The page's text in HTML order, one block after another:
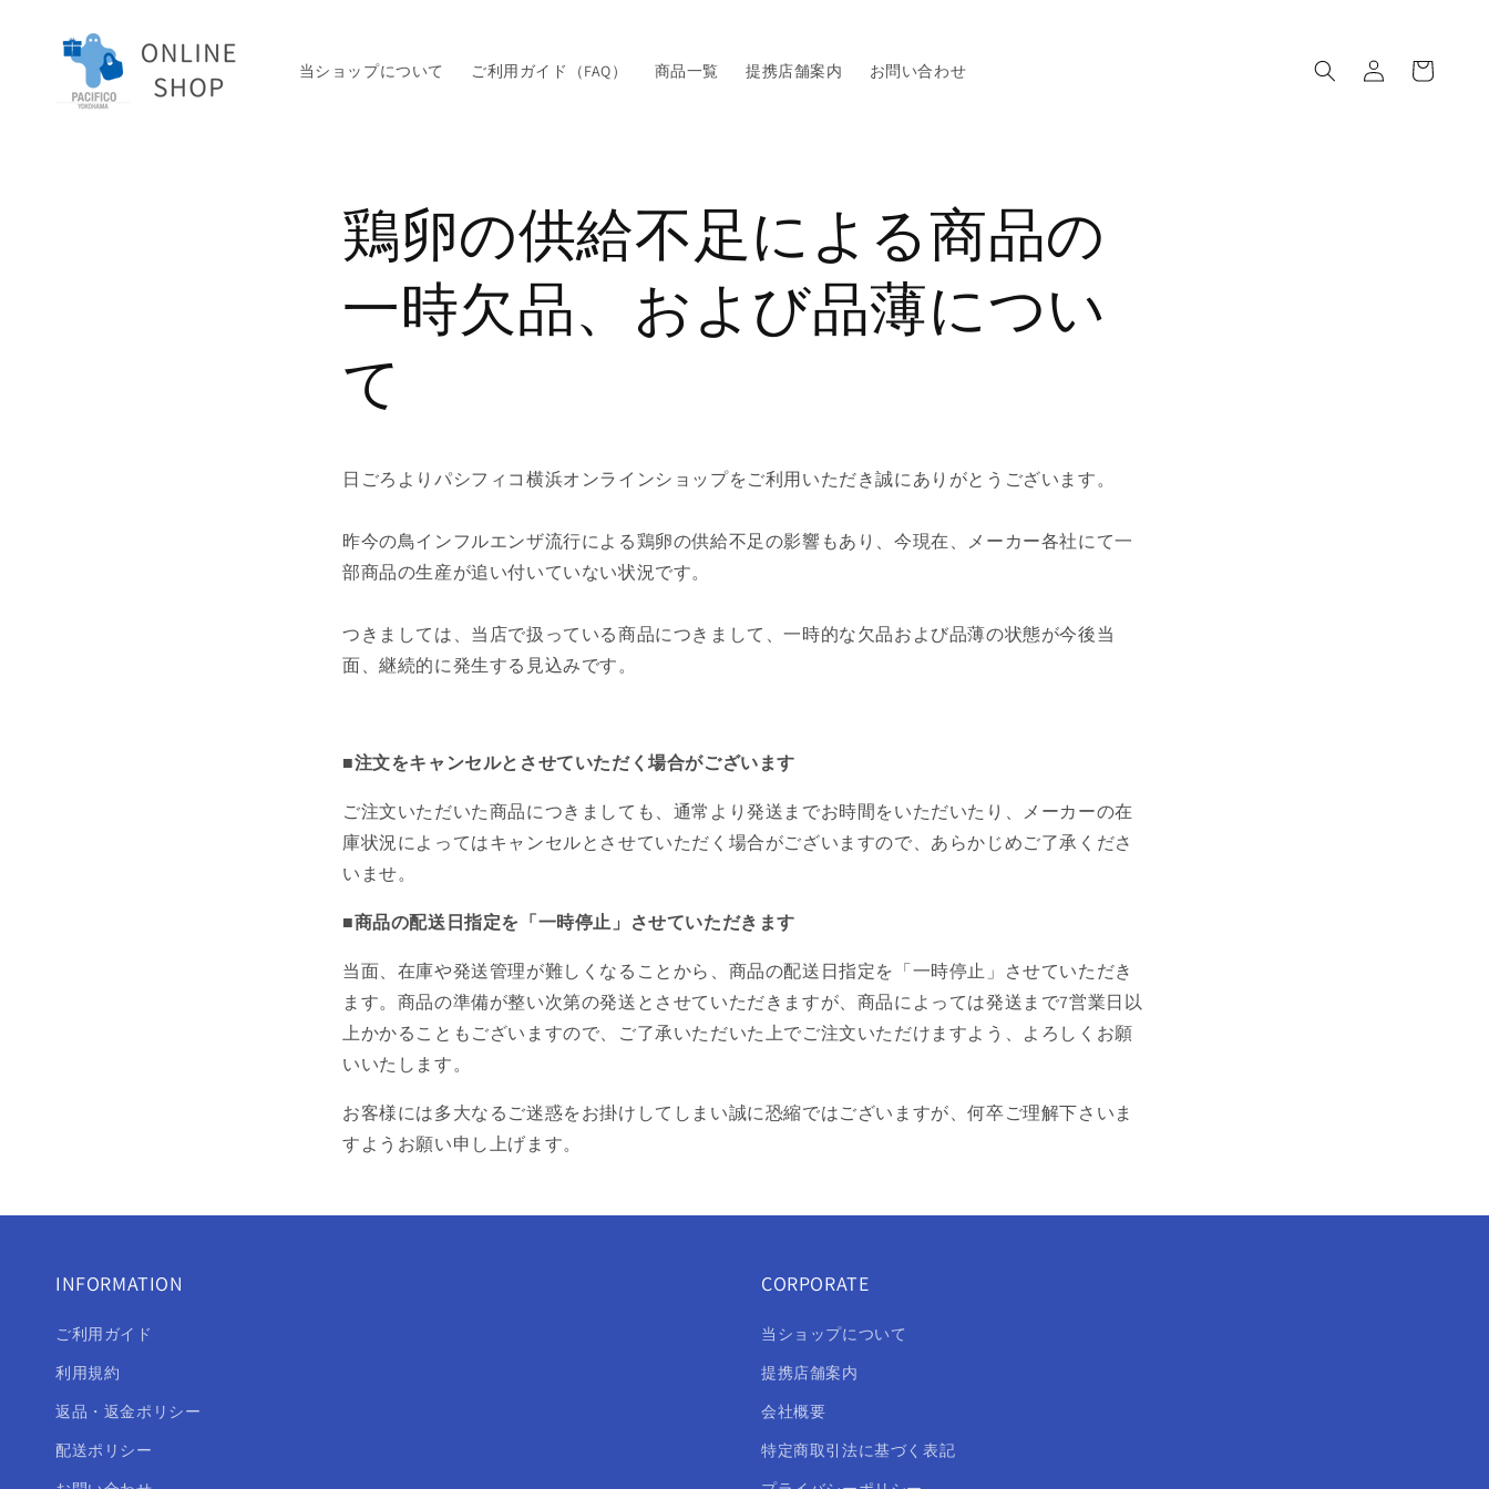
進む
当ショップについて ご利用ガイド（FAQ） 商品一覧 提携店舗案内 お問い合わせ
グ
イ
ー
鶏卵の供給不足による商品の
一時欠品、および品薄につい
て
日ごろよりパシフィコ横浜オンラインショップをご利用いただき誠にありがとうございます。
昨今の鳥インフルエンザ流行による鶏卵の供給不足の影響もあり、今現在、メーカー各社にて一
部商品の生産が追い付いていない状況です。
つきましては、当店で扱っている商品につきまして、一時的な欠品および品薄の状態が今後当
面、継続的に発生する見込みです。
■注文をキャンセルとさせていただく場合がございます
ご注文いただいた商品につきましても、通常より発送までお時間をいただいたり、メーカーの在
庫状況によってはキャンセルとさせていただく場合がございますので、あらかじめご了承くださ
いませ。
■商品の配送日指定を「一時停止」させていただきます
当面、在庫や発送管理が難しくなることから、商品の配送日指定を「一時停止」させていただき
ます。商品の準備が整い次第の発送とさせていただきますが、商品によっては発送まで7営業日以
上かかることもございますので、ご了承いただいた上でご注文いただけますよう、よろしくお願
いいたします。
お客様には多大なるご迷惑をお掛けしてしまい誠に恐縮ではございますが、何卒ご理解下さいま
すようお願い申し上げます。
INFORMATION
ご利用ガイド
利用規約
返品・返金ポリシー
配送ポリシー
CORPORATE
当ショップについて
提携店舗案内
会社概要
特定商取引法に基づく表記